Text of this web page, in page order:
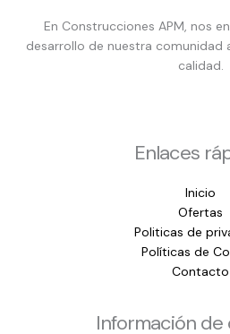
En Construcciones APM, nos
desarrollo de nuestra comunidad
calidad.
Enlaces
Inicio
Ofertas
Politicas de
Políticas de
Contacto
Información